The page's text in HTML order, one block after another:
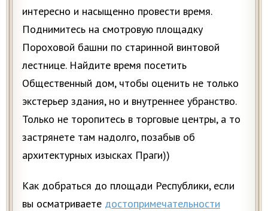
интересно и насыщенно провести время.
Поднимитесь на смотровую площадку
Пороховой башни по старинной винтовой
лестнице. Найдите время посетить
Общественный дом, чтобы оценить не только
экстерьер здания, но и внутреннее убранство.
Только не торопитесь в торговые центры, а то
застрянете там надолго, позабыв об
архитектурных изысках Праги))
Как добраться до площади Республики, если
вы осматриваете достопримечательности